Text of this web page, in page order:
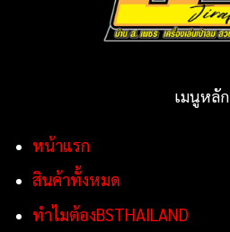
เมนูหลัก
หน้าแรก
สินค้าทั้งหมด
ทำไมต้องBSTHAILAND